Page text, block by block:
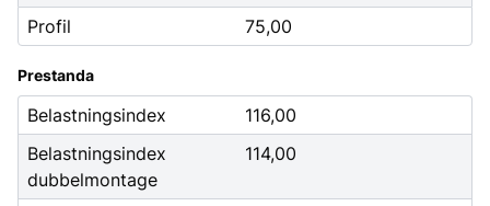
Profil
75,00
Prestanda
Belastningsindex
116,00
Belastningsindex
dubbelmontage
114,00